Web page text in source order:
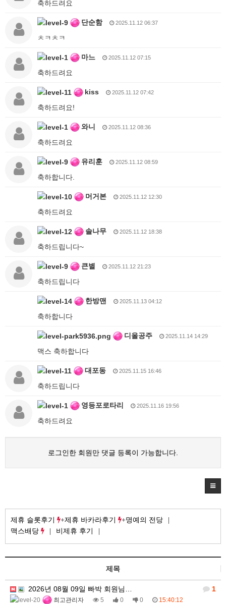
축하드려요
단순함 2025.11.12 06:37
ㅊㅋㅊㅋ
마느 2025.11.12 07:15
축하드려요
kiss 2025.11.12 07:42
축하드려요!
와니 2025.11.12 08:36
축하드려요
유리훈 2025.11.12 08:59
축하합니다.
머거본 2025.11.12 12:30
축하드려요
솔나무 2025.11.12 18:38
축하드립니다~
큰별 2025.11.12 21:23
축하드립니다
한방맨 2025.11.13 04:12
축하합니다
디올공주 2025.11.14 14:29
맥스 축하합니다
대포동 2025.11.15 16:46
축하드립니다
영등포로타리 2025.11.16 19:56
축하드려요
로그인한 회원만 댓글 등록이 가능합니다.
제휴 슬롯후기 제휴 바카라후기
명예의 전당
맥스배당
비제휴 후기
제목
1
2026년 08월 09일 빠박 회원님…
최고관리자 5 0 0 15:40:12